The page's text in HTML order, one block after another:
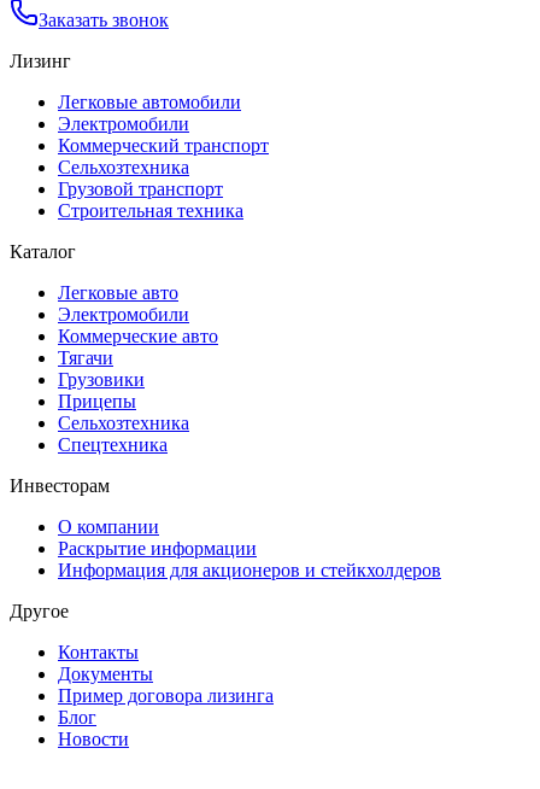
Заказать звонок
Лизинг
Легковые автомобили
Электромобили
Коммерческий транспорт
Сельхозтехника
Грузовой транспорт
Строительная техника
Каталог
Легковые авто
Электромобили
Коммерческие авто
Тягачи
Грузовики
Прицепы
Сельхозтехника
Спецтехника
Инвесторам
О компании
Раскрытие информации
Информация для акционеров и стейкхолдеров
Другое
Контакты
Документы
Пример договора лизинга
Блог
Новости